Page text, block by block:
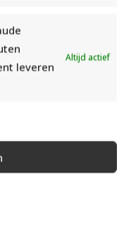
leveren
Altijd actief